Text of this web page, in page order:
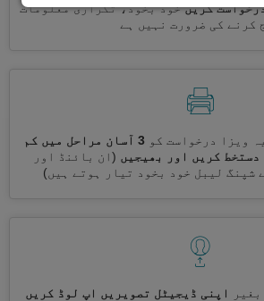
کریںخود بخود، تکراری معلومات
کرنے کی ضرورت نہیں ہے
ویزا درخواست کو
3 آسان مراحل میں کم
کریں اور بھیجیں (ان بائنڈ اور
شپنگ لیبل خود بخود تیار ہوتے ہیں)
اپنی ڈیجیٹل تصویریں اپ لوڈ کریں